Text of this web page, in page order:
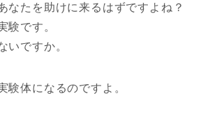
なたを助けに来るはずですよね？
験です。
いですか。
験体になるのですよ。